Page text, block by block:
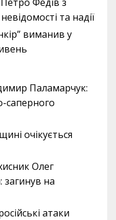
та надії
виманив у
Паламарчук:
саперного
очікується
Олег
на
атаки